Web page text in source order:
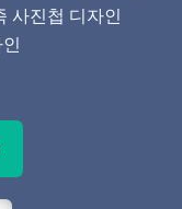
사진첩 디자인